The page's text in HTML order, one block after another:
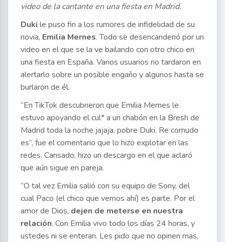
video de la cantante en una fiesta en Madrid.
Duki le puso fin a los rumores de infidelidad de su
novia, Emilia Mernes. Todo se desencandenó por un
video en el que se la ve bailando con otro chico en
una fiesta en España. Varios usuarios no tardaron en
alertarlo sobre un posible engaño y algunos hasta se
burlaron de él.
“En TikTok descubrieron que Emilia Mernes le
estuvo apoyando el cul* a un chabón en la Bresh de
Madrid toda la noche jajaja, pobre Duki. Re cornudo
es”, fue el comentario que lo hizo explotar en las
redes. Cansado, hizo un descargo en el que aclaró
que aún sigue en pareja.
“O tal vez Emilia salió con su equipo de Sony, del
cual Paco (el chico que vemos ahí) es parte. Por el
amor de Dios, dejen de meterse en nuestra
relación. Con Emilia vivo todo los días 24 horas, y
ustedes ni se enteran. Les pido que no opinen mas,